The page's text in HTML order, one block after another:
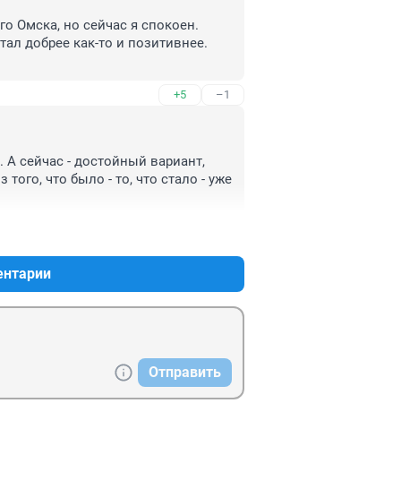
Омска, но сейчас я спокоен.
добрее как-то и позитивнее.
+5 –1
сейчас - достойный вариант,
того, что было - то, что стало - уже
Отправить